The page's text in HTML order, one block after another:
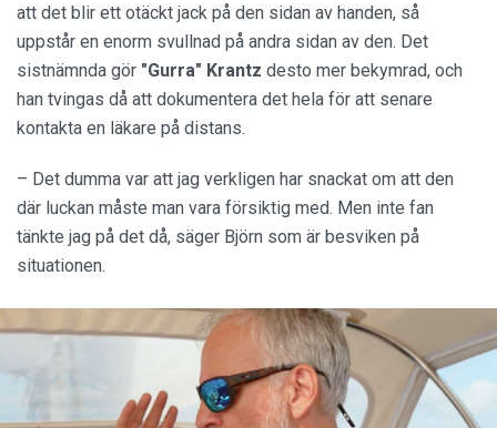
att det blir ett otäckt jack på den sidan av handen, så
uppstår en enorm svullnad på andra sidan av den. Det
sistnämnda gör "Gurra" Krantz desto mer bekymrad, och
han tvingas då att dokumentera det hela för att senare
kontakta en läkare på distans.
– Det dumma var att jag verkligen har snackat om att den
där luckan måste man vara försiktig med. Men inte fan
tänkte jag på det då, säger Björn som är besviken på
situationen.